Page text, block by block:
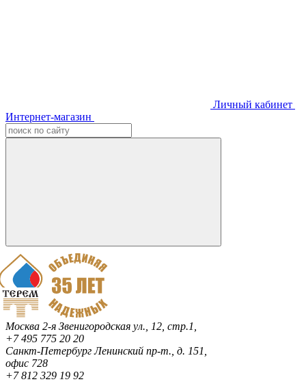
Личный кабинет
Интернет-магазин
Москва 2-я Звенигородская ул., 12, стр.1,
+7 495 775 20 20
Санкт-ПетербургЛенинский пр-т., д. 151,
офис 728
+7 812 329 19 92